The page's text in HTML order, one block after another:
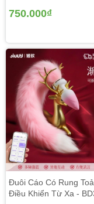
750.000₫
Đuôi Cáo Có Rung
Điều Khiển Từ Xa -